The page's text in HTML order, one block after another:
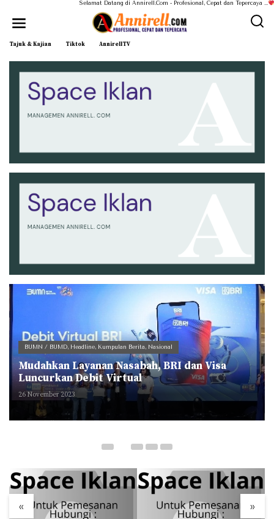
Selamat Datang di Annirell.Com - Profesional, Cepat dan Tepercaya ...
Tajuk & Kajian Tiktok AnnirellTV
BUMN / BUMD, Headline, Kumpulan Berita , Nasional
Mudahkan Layanan Nasabah, BRI dan Visa
Luncurkan Debit Virtual
26 November 2023
« »